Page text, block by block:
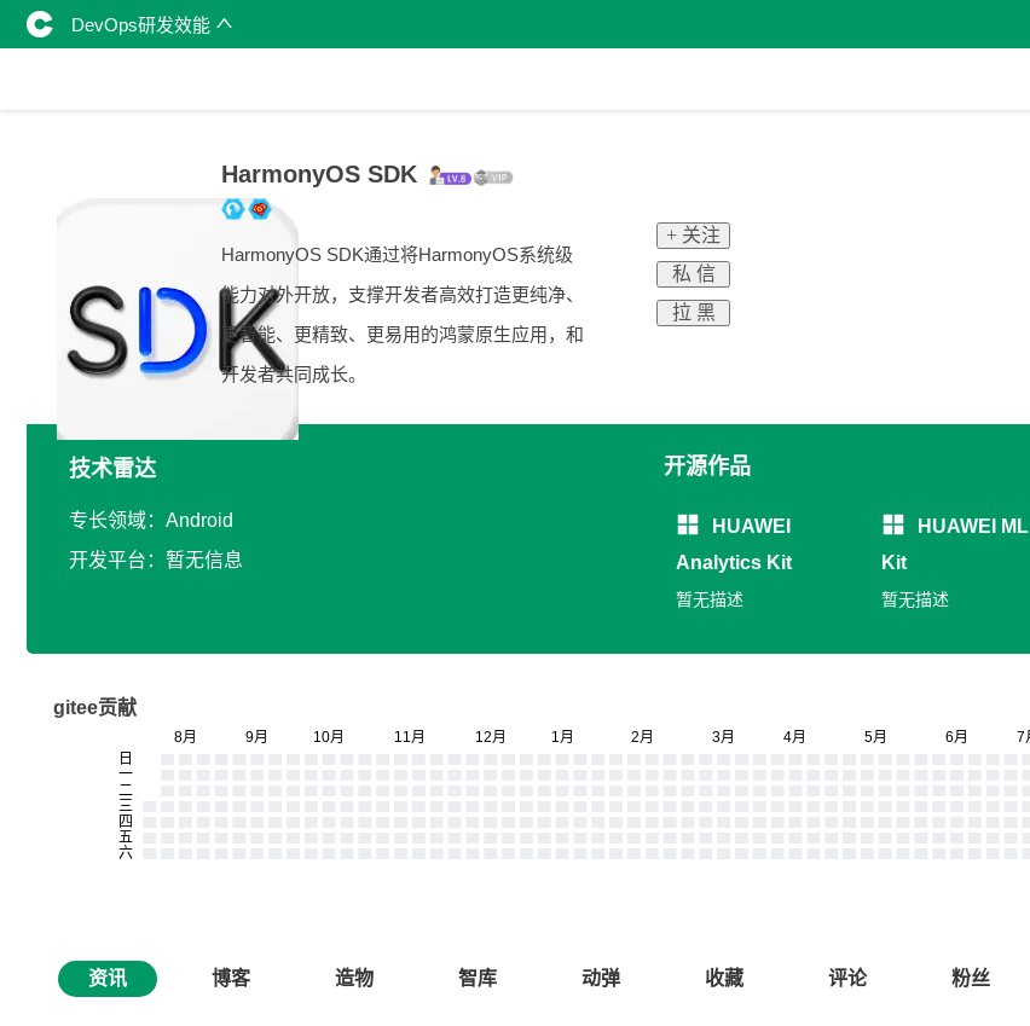
DevOps研发效能
HarmonyOS SDK
HarmonyOS SDK通过将HarmonyOS系统级
能力对外开放，支撑开发者高效打造更纯净、
更智能、更精致、更易用的鸿蒙原生应用，和
开发者共同成长。
+ 关注
私 信
拉 黑
技术雷达
专长领域：Android
开发平台：暂无信息
开源作品
HUAWEI
Analytics Kit
暂无描述
HUAWEI ML
Kit
暂无描述
gitee贡献
资讯 博客 造物 智库 动弹 收藏 评论 粉丝